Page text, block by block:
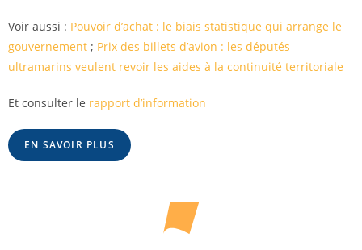
Voir aussi : Pouvoir d’achat : le biais statistique qui arrange le
gouvernement ; Prix des billets d’avion : les députés
ultramarins veulent revoir les aides à la continuité territoriale
Et consulter le rapport d’information
EN SAVOIR PLUS